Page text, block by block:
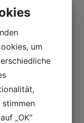
um
stimmen
„OK“